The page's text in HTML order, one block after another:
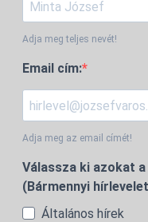
Adja meg teljes nevét!
Email cím:
Adja meg az email címét!
Válassza ki azokat
(Bármennyi
Általános hírek